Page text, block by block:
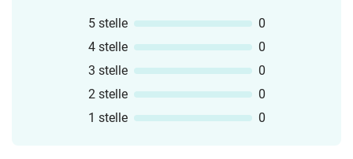
5 stelle
0
4 stelle
0
3 stelle
0
2 stelle
0
1 stelle
0